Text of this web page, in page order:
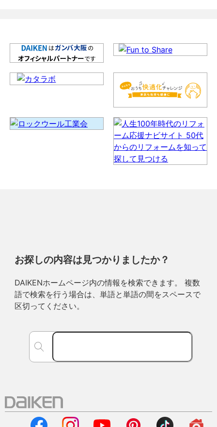
お探しの内容は見つかりましたか？
DAIKENホームページ内の情報を検索できます。 複数
語で検索を行う場合は、単語と単語の間をスペースで
区切ってください。